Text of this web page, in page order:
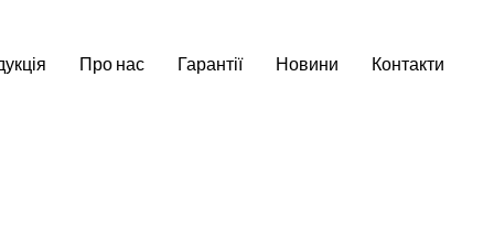
Про нас Гарантії Новини Контакти